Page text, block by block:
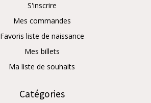
S'inscrire
Mes commandes
Favoris liste de naissance
Mes billets
Ma liste de souhaits
Catégories